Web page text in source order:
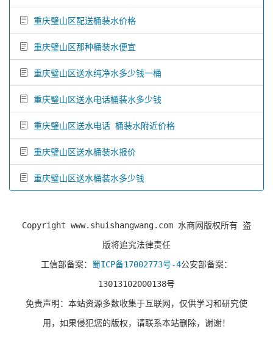
重庆璧山区配送桶装水价格
重庆璧山区那种桶装水便宜
重庆璧山区送水纯净水多少钱一桶
重庆璧山区送水电话桶装水多少钱
重庆璧山区送水电话 桶装水附近价格
重庆璧山区送水桶装水报价
重庆璧山区送水桶装水多少钱
Copyright www.shuishangwang.com 水商网版权所有 盗
版将追究法律责任
工信部备案： 蜀ICP备17002773号-4公安部备案：
13013102000138号
免责声明：本站资源多数收集于互联网，仅供学习和研究使
用，如果侵犯您的版权，请联系本站删除，谢谢！